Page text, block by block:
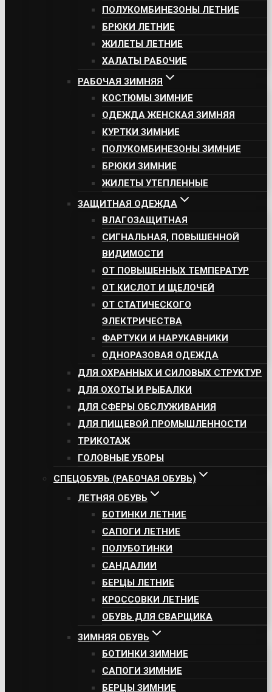
ПОЛУКОМБИНЕЗОНЫ ЛЕТНИЕ
БРЮКИ ЛЕТНИЕ
ЖИЛЕТЫ ЛЕТНИЕ
ХАЛАТЫ РАБОЧИЕ
РАБОЧАЯ ЗИМНЯЯ
КОСТЮМЫ ЗИМНИЕ
ОДЕЖДА ЖЕНСКАЯ ЗИМНЯЯ
КУРТКИ ЗИМНИЕ
ПОЛУКОМБИНЕЗОНЫ ЗИМНИЕ
БРЮКИ ЗИМНИЕ
ЖИЛЕТЫ УТЕПЛЕННЫЕ
ЗАЩИТНАЯ ОДЕЖДА
ВЛАГОЗАЩИТНАЯ
СИГНАЛЬНАЯ, ПОВЫШЕННОЙ
ВИДИМОСТИ
ОТ ПОВЫШЕННЫХ ТЕМПЕРАТУР
ОТ КИСЛОТ И ЩЕЛОЧЕЙ
ОТ СТАТИЧЕСКОГО
ЭЛЕКТРИЧЕСТВА
ФАРТУКИ И НАРУКАВНИКИ
ОДНОРАЗОВАЯ ОДЕЖДА
ДЛЯ ОХРАННЫХ И СИЛОВЫХ СТРУКТУР
ДЛЯ ОХОТЫ И РЫБАЛКИ
ДЛЯ СФЕРЫ ОБСЛУЖИВАНИЯ
ДЛЯ ПИЩЕВОЙ ПРОМЫШЛЕННОСТИ
ТРИКОТАЖ
ГОЛОВНЫЕ УБОРЫ
СПЕЦОБУВЬ (РАБОЧАЯ ОБУВЬ)
ЛЕТНЯЯ ОБУВЬ
БОТИНКИ ЛЕТНИЕ
САПОГИ ЛЕТНИЕ
ПОЛУБОТИНКИ
САНДАЛИИ
БЕРЦЫ ЛЕТНИЕ
КРОССОВКИ ЛЕТНИЕ
ОБУВЬ ДЛЯ СВАРЩИКА
ЗИМНЯЯ ОБУВЬ
БОТИНКИ ЗИМНИЕ
САПОГИ ЗИМНИЕ
БЕРЦЫ ЗИМНИЕ